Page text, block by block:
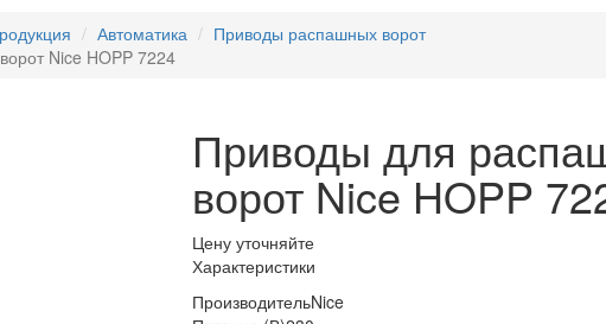
Автоматика
Приводы распашных ворот
Nice HOPP 7224
Приводы для
ворот Nice HOPP
Цену уточняйте
Характеристики
ПроизводительNice